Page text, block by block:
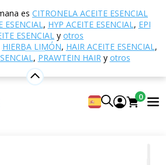
es CITRONELA ACEITE ESENCIAL
ESENCIAL, HYP ACEITE ESENCIAL, EPI
ESENCIAL y otros
HIERBA LIMÓN, HAIR ACEITE ESENCIAL,
, PRAWTEIN HAIRy otros
0
de aceites esenciales Get Up
de aceites esenciales